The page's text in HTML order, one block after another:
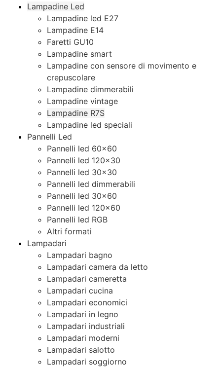
Lampadine Led
Lampadine led E27
Lampadine E14
Faretti GU10
Lampadine smart
Lampadine con sensore di movimento e
crepuscolare
Lampadine dimmerabili
Lampadine vintage
Lampadine R7S
Lampadine led speciali
Pannelli Led
Pannelli led 60×60
Pannelli led 120×30
Pannelli led 30×30
Pannelli led dimmerabili
Pannelli led 30×60
Pannelli led 120×60
Pannelli led RGB
Altri formati
Lampadari
Lampadari bagno
Lampadari camera da letto
Lampadari cameretta
Lampadari cucina
Lampadari economici
Lampadari in legno
Lampadari industriali
Lampadari moderni
Lampadari salotto
Lampadari soggiorno